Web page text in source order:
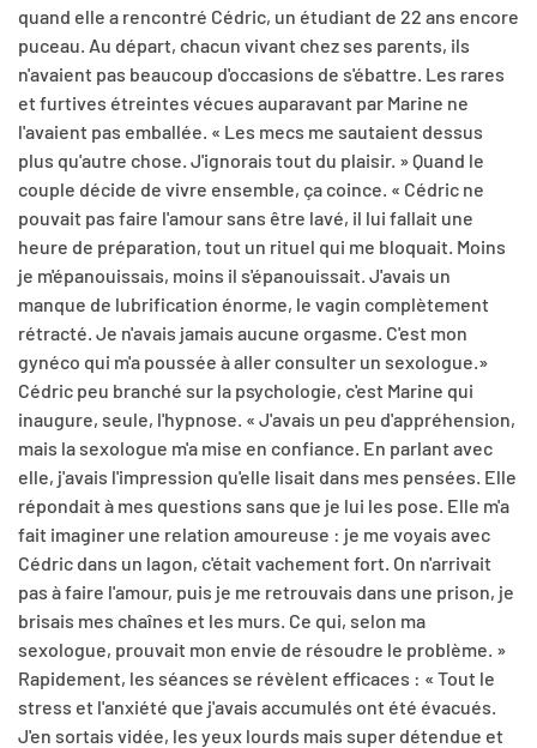
quand elle a rencontré Cédric, un étudiant de 22 ans encore
puceau. Au départ, chacun vivant chez ses parents, ils
n'avaient pas beaucoup d'occasions de s'ébattre. Les rares
et furtives étreintes vécues auparavant par Marine ne
l'avaient pas emballée. « Les mecs me sautaient dessus
plus qu'autre chose. J'ignorais tout du plaisir. » Quand le
couple décide de vivre ensemble, ça coince. « Cédric ne
pouvait pas faire l'amour sans être lavé, il lui fallait une
heure de préparation, tout un rituel qui me bloquait. Moins
je m'épanouissais, moins il s'épanouissait. J'avais un
manque de lubrification énorme, le vagin complètement
rétracté. Je n'avais jamais aucune orgasme. C'est mon
gynéco qui m'a poussée à aller consulter un sexologue.»
Cédric peu branché sur la psychologie, c'est Marine qui
inaugure, seule, l'hypnose. « J'avais un peu d'appréhension,
mais la sexologue m'a mise en confiance. En parlant avec
elle, j'avais l'impression qu'elle lisait dans mes pensées. Elle
répondait à mes questions sans que je lui les pose. Elle m'a
fait imaginer une relation amoureuse : je me voyais avec
Cédric dans un lagon, c'était vachement fort. On n'arrivait
pas à faire l'amour, puis je me retrouvais dans une prison, je
brisais mes chaînes et les murs. Ce qui, selon ma
sexologue, prouvait mon envie de résoudre le problème. »
Rapidement, les séances se révèlent efficaces : « Tout le
stress et l'anxiété que j'avais accumulés ont été évacués.
J'en sortais vidée, les yeux lourds mais super détendue et